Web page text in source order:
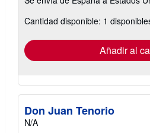
información
las
tarifas
envío
Cantidad disponible: 1
Añadir al
Don Juan Tenorio
N/A